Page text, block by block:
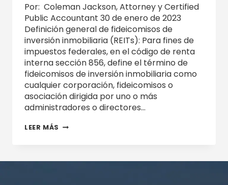
Por: Coleman Jackson, Attorney y Certified
Public Accountant 30 de enero de 2023
Definición general de fideicomisos de
inversión inmobiliaria (REITs): Para fines de
impuestos federales, en el código de renta
interna sección 856, define el término de
fideicomisos de inversión inmobiliaria como
cualquier corporación, fideicomisos o
asociación dirigida por uno o más
administradores o directores…
LEER MÁS TRIBUTACIÓN
DE